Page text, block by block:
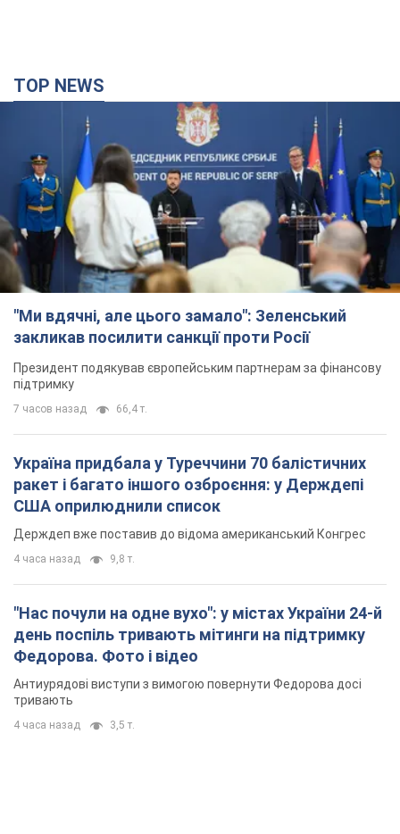
TOP NEWS
"Ми вдячні, але цього замало": Зеленський
закликав посилити санкції проти Росії
Президент подякував європейським партнерам за фінансову
підтримку
7 часов назад 66,4 т.
Україна придбала у Туреччини 70 балістичних
ракет і багато іншого озброєння: у Держдепі
США оприлюднили список
Держдеп вже поставив до відома американський Конгрес
4 часа назад 9,8 т.
"Нас почули на одне вухо": у містах України 24-й
день поспіль тривають мітинги на підтримку
Федорова. Фото і відео
Антиурядові виступи з вимогою повернути Федорова досі
тривають
4 часа назад 3,5 т.